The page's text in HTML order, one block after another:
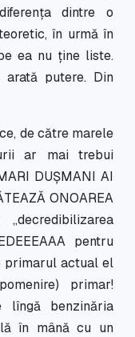
dintre o
în urmă în
ea nu ține liste.
putere. Din
de către marele
ar mai trebui
DUȘMANI AI
ONOAREA
pentru
primarul actual el
primar!
lîngă benzinăria
în mână cu un